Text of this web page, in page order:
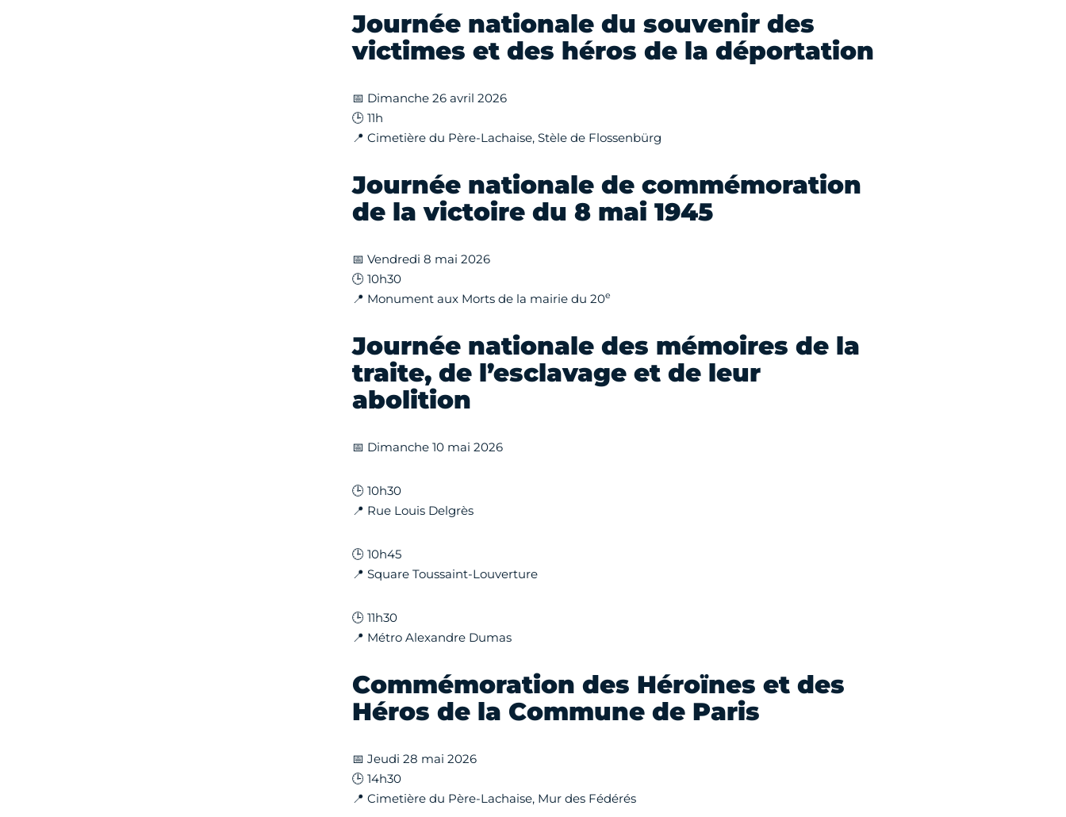
Journée nationale du souvenir des
victimes et des héros de la déportation
📅 Dimanche 26 avril 2026
🕒 11h
📍 Cimetière du Père-Lachaise, Stèle de Flossenbürg
Journée nationale de commémoration
de la victoire du 8 mai 1945
📅 Vendredi 8 mai 2026
🕒 10h30
📍 Monument aux Morts de la mairie du 20e
Journée nationale des mémoires de la
traite, de l’esclavage et de leur
abolition
📅 Dimanche 10 mai 2026
🕒 10h30
📍 Rue Louis Delgrès
🕒 10h45
📍 Square Toussaint-Louverture
🕒 11h30
📍 Métro Alexandre Dumas
Commémoration des Héroïnes et des
Héros de la Commune de Paris
📅 Jeudi 28 mai 2026
🕒 14h30
📍 Cimetière du Père-Lachaise, Mur des Fédérés